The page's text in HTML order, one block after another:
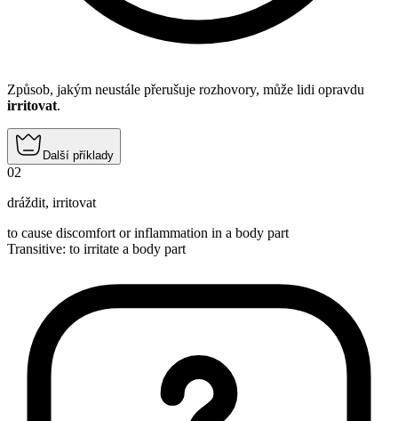
Způsob, jakým neustále přerušuje rozhovory, může lidi opravdu
irritovat.
Další příklady
02
dráždit, irritovat
to cause discomfort or inflammation in a body part
Transitive: to irritate a body part